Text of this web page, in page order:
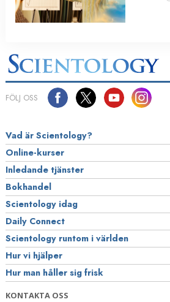
FÖLJ OSS
Vad är Scientology?
Online-kurser
Inledande tjänster
Bokhandel
Scientology idag
Daily Connect
Scientology runtom i världen
Hur vi hjälper
Hur man håller sig frisk
KONTAKTA OSS